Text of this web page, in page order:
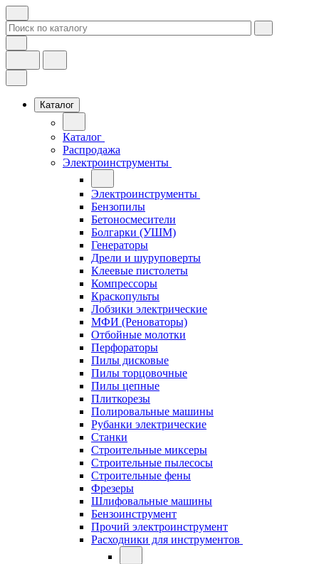
Каталог
Каталог
Распродажа
Электроинструменты
Электроинструменты
Бензопилы
Бетоносмесители
Болгарки (УШМ)
Генераторы
Дрели и шуруповерты
Клеевые пистолеты
Компрессоры
Краскопульты
Лобзики электрические
МФИ (Реноваторы)
Отбойные молотки
Перфораторы
Пилы дисковые
Пилы торцовочные
Пилы цепные
Плиткорезы
Полировальные машины
Рубанки электрические
Станки
Строительные миксеры
Строительные пылесосы
Строительные фены
Фрезеры
Шлифовальные машины
Бензоинструмент
Прочий электроинструмент
Расходники для инструментов